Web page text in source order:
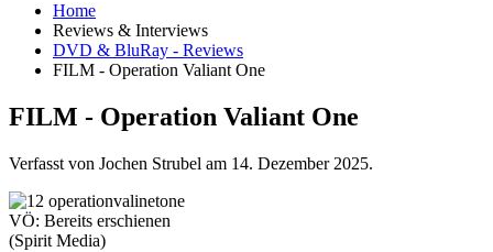
Home
Reviews & Interviews
DVD & BluRay - Reviews
FILM - Operation Valiant One
FILM - Operation Valiant One
Verfasst von Jochen Strubel am 14. Dezember 2025.
VÖ: Bereits erschienen
(Spirit Media)